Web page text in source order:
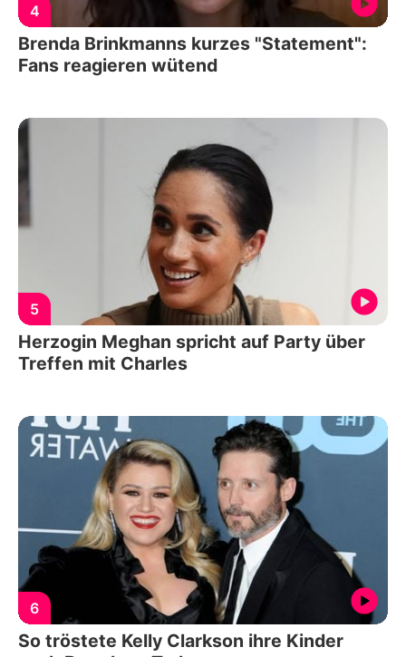
4
Brenda Brinkmanns kurzes "Statement":
Fans reagieren wütend
5
Herzogin Meghan spricht auf Party über
Treffen mit Charles
6
So tröstete Kelly Clarkson ihre Kinder